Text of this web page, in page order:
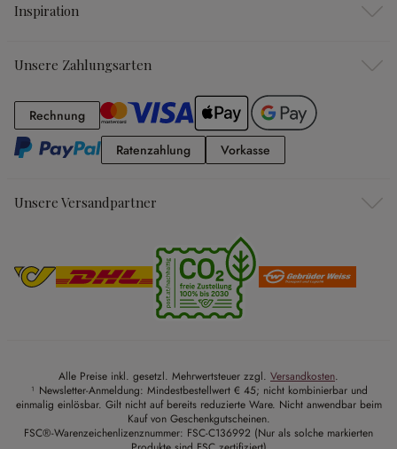
Inspiration
Unsere Zahlungsarten
RechnungRechnung
RatenzahlungRatenzahlung
Vorkasse
Unsere Versandpartner
Alle Preise inkl. gesetzl. Mehrwertsteuer zzgl. Versandkosten.
¹ Newsletter-Anmeldung: Mindestbestellwert € 45; nicht kombinierbar und
einmalig einlösbar. Gilt nicht auf bereits reduzierte Ware. Nicht anwendbar beim
Kauf von Geschenkgutscheinen.
FSC®-Warenzeichenlizenznummer: FSC-C136992 (Nur als solche markierten